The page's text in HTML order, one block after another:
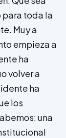
para toda la
Muy a
empieza a
ha
vol­ver a
ha
los
una